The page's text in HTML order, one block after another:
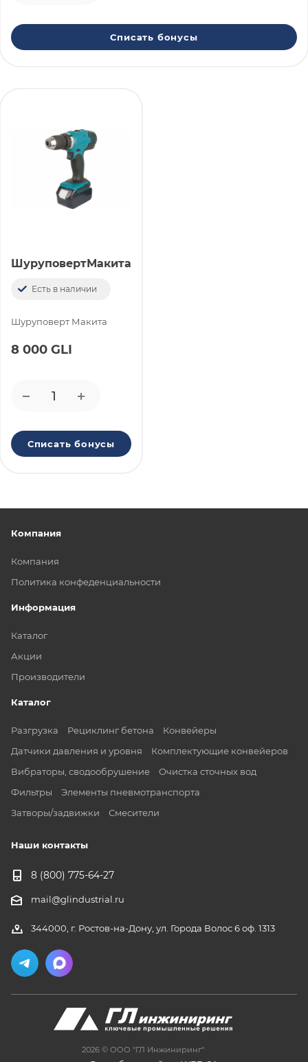
Списать бонусы
ШуруповертМакита
Есть в наличии
Шуруповерт Макита
8 000 GLI
Списать бонусы
Компания
Компания
Политика конфеденциальности
Информация
Каталог
Акции
Производители
Каталог
Разгрузка Рециклинг бетона
Конвейеры
Датчики давления и уровня
Комплектующие конвейеров
Вибраторы, сводообрушение
Очистка сточных вод
Фильтры
Элементы пневмотранспорта
Затворы/задвижки
Смесители
Наши контакты
8 (800) 775-64-27
mail@glindustrial.ru
344000, г. Ростов-на-Дону, ул. Города Волос 6 оф. 1313
2026 © ООО "ГЛ Инжиниринг"